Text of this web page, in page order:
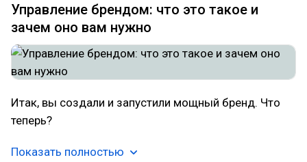
Управление брендом: что это такое и
зачем оно вам нужно
Итак, вы создали и запустили мощный бренд. Что
теперь?
Показать полностью